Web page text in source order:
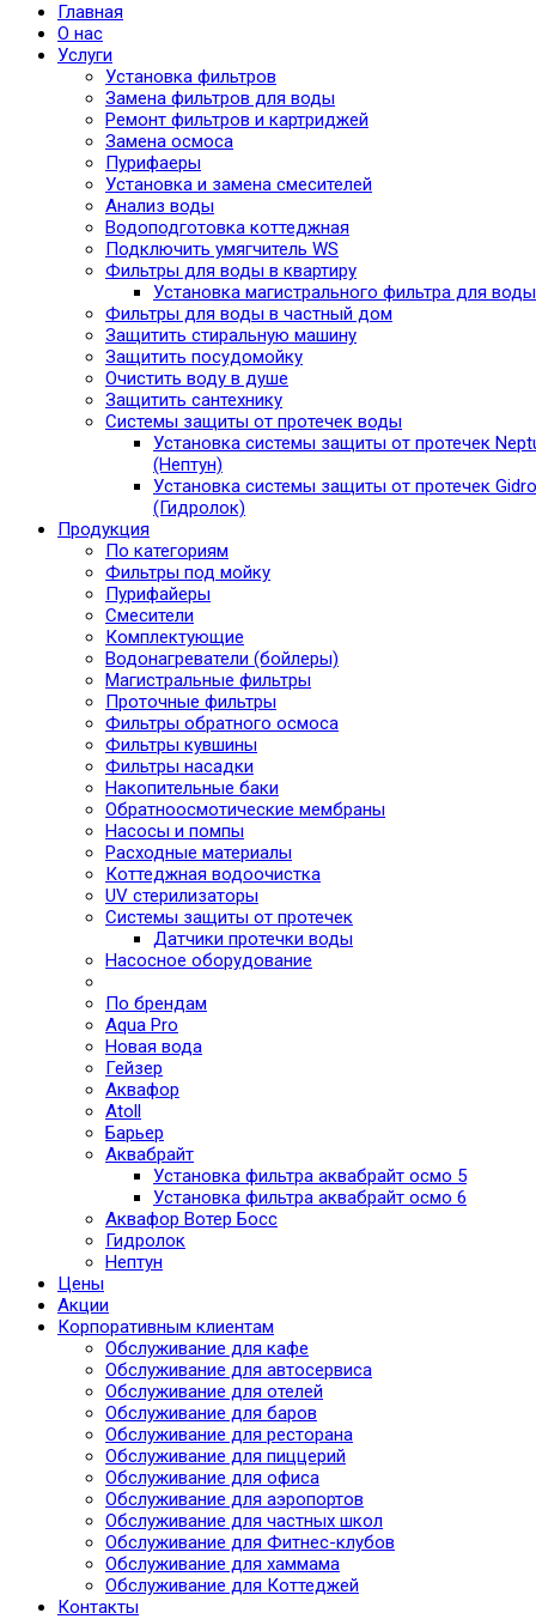
Главная
О нас
Услуги
Установка фильтров
Замена фильтров для воды
Ремонт фильтров и картриджей
Замена осмоса
Пурифаеры
Установка и замена смесителей
Анализ воды
Водоподготовка коттеджная
Подключить умягчитель WS
Фильтры для воды в квартиру
Установка магистрального фильтра для воды
Фильтры для воды в частный дом
Защитить стиральную машину
Защитить посудомойку
Очистить воду в душе
Защитить сантехнику
Системы защиты от протечек воды
Установка системы защиты от протечек
(Нептун)
Установка системы защиты от протечек
(Гидролок)
Продукция
По категориям
Фильтры под мойку
Пурифайеры
Смесители
Комплектующие
Водонагреватели (бойлеры)
Магистральные фильтры
Проточные фильтры
Фильтры обратного осмоса
Фильтры кувшины
Фильтры насадки
Накопительные баки
Обратноосмотические мембраны
Насосы и помпы
Расходные материалы
Коттеджная водоочистка
UV стерилизаторы
Системы защиты от протечек
Датчики протечки воды
Насосное оборудование
По брендам
Aqua Pro
Новая вода
Гейзер
Аквафор
Atoll
Барьер
Аквабрайт
Установка фильтра аквабрайт осмо 5
Установка фильтра аквабрайт осмо 6
Аквафор Вотер Босс
Гидролок
Нептун
Цены
Акции
Корпоративным клиентам
Обслуживание для кафе
Обслуживание для автосервиса
Обслуживание для отелей
Обслуживание для баров
Обслуживание для ресторана
Обслуживание для пиццерий
Обслуживание для офиса
Обслуживание для аэропортов
Обслуживание для частных школ
Обслуживание для Фитнес-клубов
Обслуживание для хаммама
Обслуживание для Коттеджей
Контакты